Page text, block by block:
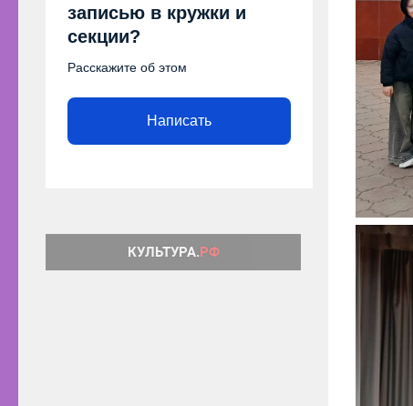
записью в кружки и
секции?
Расскажите об этом
Написать